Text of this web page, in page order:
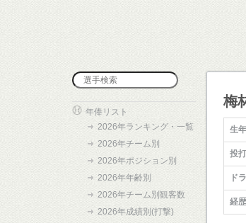
年俸リスト
2026年ランキング・一覧
2026年チーム別
2026年ポジション別
2026年年齢別
2026年チーム別観客数
2026年成績別(打撃)
梅
生
投打
ド
経歴